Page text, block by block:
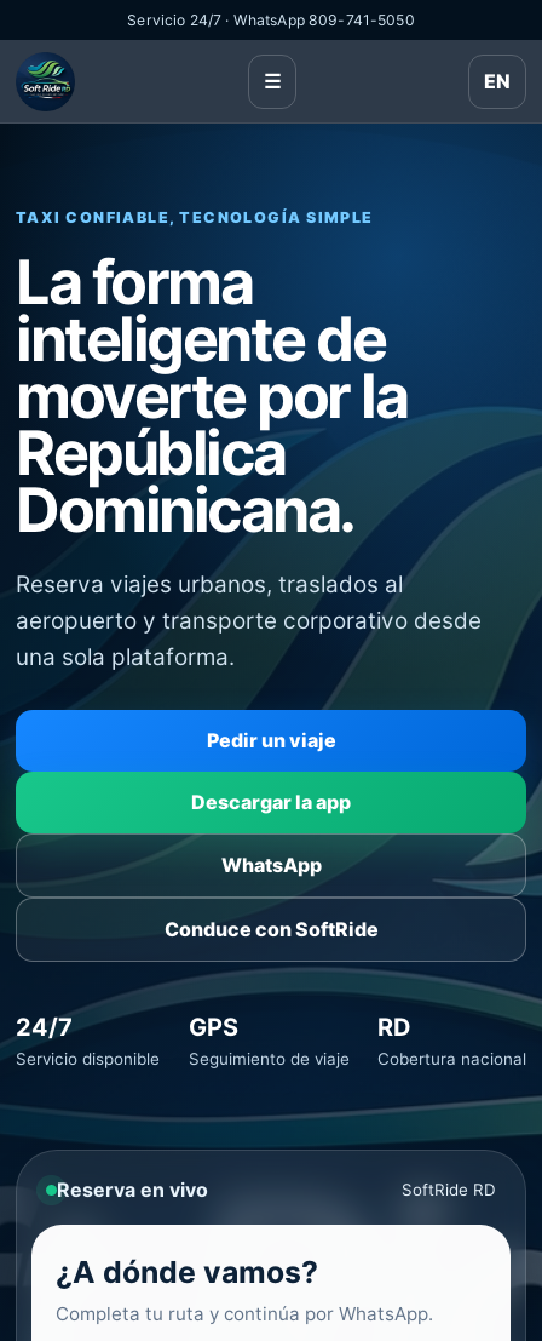
Servicio 24/7 · WhatsApp 809-741-5050
☰ EN
TAXI CONFIABLE, TECNOLOGÍA SIMPLE
La forma
inteligente de
moverte por la
República
Dominicana.
Reserva viajes urbanos, traslados al
aeropuerto y transporte corporativo desde
una sola plataforma.
Pedir un viaje
Descargar la app
WhatsApp
Conduce con SoftRide
24/7
Servicio disponible
GPS
Seguimiento de viaje
RD
Cobertura nacional
Reserva en vivo SoftRide RD
¿A dónde vamos?
Completa tu ruta y continúa por WhatsApp.